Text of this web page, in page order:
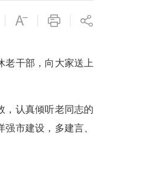
干部，向大家送上
认真倾听老同志的
市建设，多建言、